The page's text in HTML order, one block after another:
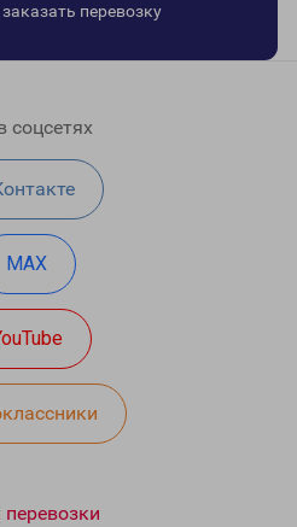
перевозку
соцсетях
MAX